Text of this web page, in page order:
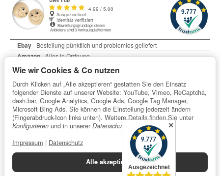
Informationen
Gesetzliche Informationen
Datenschutzerklärung •Impressum
Wie wir Cookies & Co nutzen
Durch Klicken auf „Alle akzeptieren“ gestatten Sie den Einsatz
folgender Dienste auf unserer Website: YouTube, Vimeo, ReCaptcha,
dash.bar, Google Analytics, Google Ads, Google Tag Manager,
Microsoft Bing Ads. Sie können die Einstellung jederzeit ändern
(Fingerabdruck-Icon links unten). Weitere Details finden Sie unter
Konfigurieren und in unserer Datenschutzerklärung.
Impressum | Datenschutz
Alle akzeptieren
✕